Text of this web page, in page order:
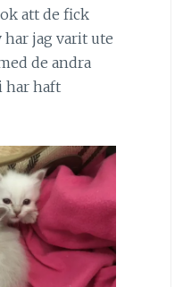
att de fick
har jag varit ute
de andra
har haft